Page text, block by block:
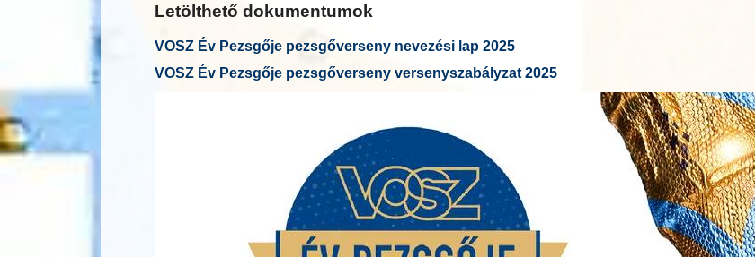
Letölthető dokumentumok
VOSZ Év Pezsgője pezsgőverseny nevezési lap 2025
VOSZ Év Pezsgője pezsgőverseny versenyszabályzat 2025